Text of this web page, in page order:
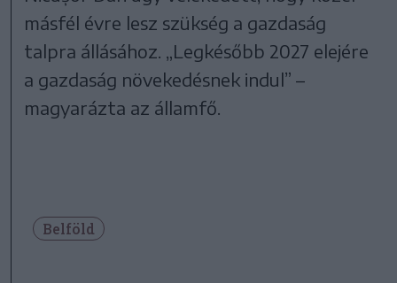
másfél évre lesz szükség a gazdaság
talpra állásához. „Legkésőbb 2027 elejére
a gazdaság növekedésnek indul” –
magyarázta az államfő.
Belföld